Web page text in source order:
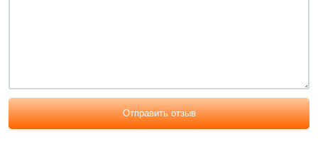
Отправить отзыв